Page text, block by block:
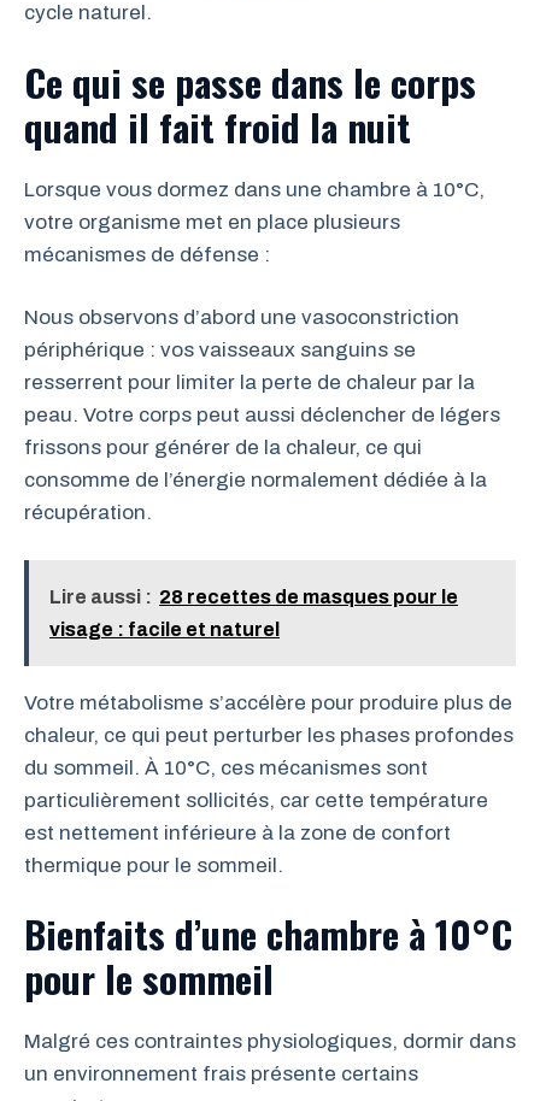
cycle naturel.
Ce qui se passe dans le corps
quand il fait froid la nuit
Lorsque vous dormez dans une chambre à 10°C,
votre organisme met en place plusieurs
mécanismes de défense :
Nous observons d’abord une vasoconstriction
périphérique : vos vaisseaux sanguins se
resserrent pour limiter la perte de chaleur par la
peau. Votre corps peut aussi déclencher de légers
frissons pour générer de la chaleur, ce qui
consomme de l’énergie normalement dédiée à la
récupération.
Lire aussi : 28 recettes de masques pour le
visage : facile et naturel
Votre métabolisme s’accélère pour produire plus de
chaleur, ce qui peut perturber les phases profondes
du sommeil. À 10°C, ces mécanismes sont
particulièrement sollicités, car cette température
est nettement inférieure à la zone de confort
thermique pour le sommeil.
Bienfaits d’une chambre à 10°C
pour le sommeil
Malgré ces contraintes physiologiques, dormir dans
un environnement frais présente certains